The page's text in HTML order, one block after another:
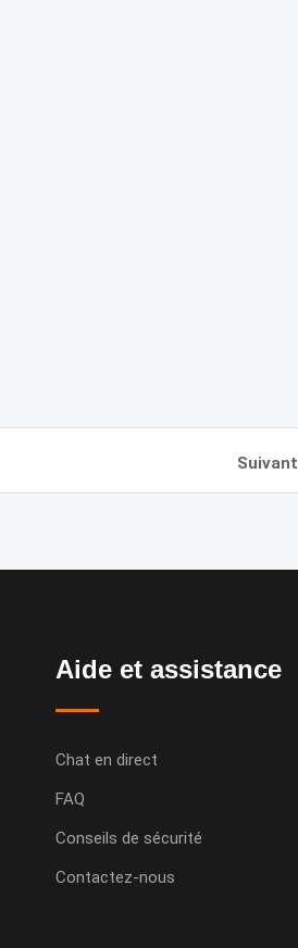
Suivant
Aide et assistance
Chat en direct
FAQ
Conseils de sécurité
Contactez-nous